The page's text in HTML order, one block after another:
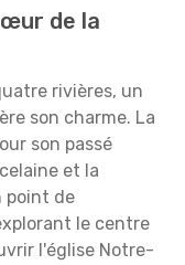
de la
rivières, un
son charme. La
son passé
et la
point de
le centre
l'église Notre-